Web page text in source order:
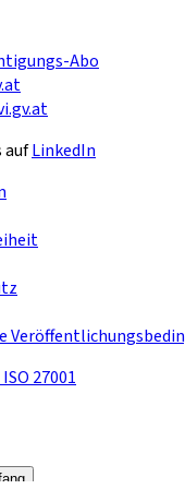
Abo
aufLinkedIn
27001